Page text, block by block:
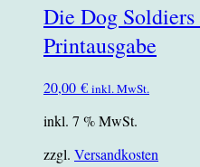
Die Dog Soldiers
Printausgabe
20,00 € inkl. MwSt.
inkl. 7 % MwSt.
zzgl. Versandkosten